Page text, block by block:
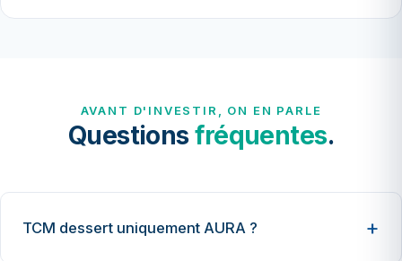
AVANT D'INVESTIR, ON EN PARLE
Questionsfréquentes.
TCM dessert uniquement AURA ?